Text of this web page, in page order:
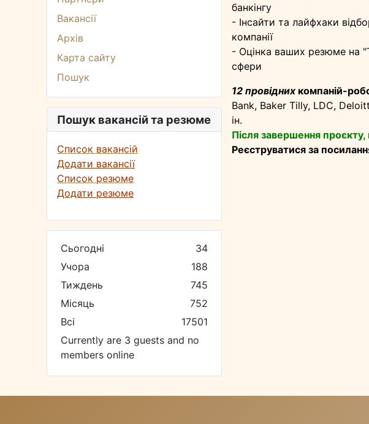
Вакансії
Архів
Карта сайту
Пошук
Пошук вакансій та резюме
Список вакансій
Додати вакансії
Список резюме
Додати резюме
Сьогодні
34
Учора
188
Тиждень
745
Місяць
752
Всі
17501
Currently are 3 guests and no
members online
банкінгу
- Інсайти та лайфхаки
компанії
- Оцінка ваших резюме на
сфери
12 провіднихкомпаній-
Bank, Baker Tilly, LDC,
ін.
Після завершення проєкту,
Реєструватися за